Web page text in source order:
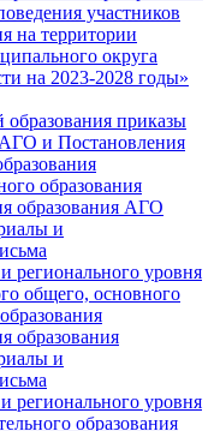
участников
на территории
округа
на 2023-2028 годы»
приказы
и Постановления
образования
образования АГО
и
регионального уровня
общего, основного
образования
и
регионального уровня
образования